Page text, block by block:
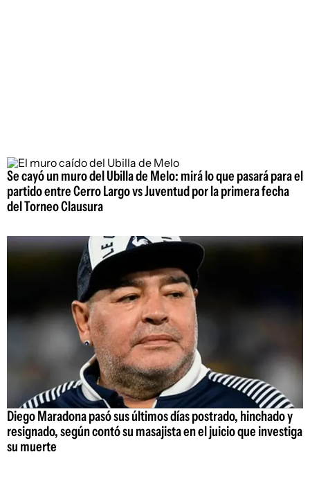
Se cayó un muro del Ubilla de Melo: mirá lo que pasará para el
partido entre Cerro Largo vs Juventud por la primera fecha
del Torneo Clausura
Diego Maradona pasó sus últimos días postrado, hinchado y
resignado, según contó su masajista en el juicio que investiga
su muerte